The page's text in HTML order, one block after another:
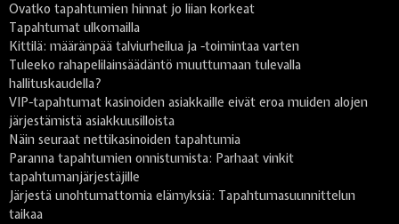
Ovatko tapahtumien hinnat jo liian korkeat
Tapahtumat ulkomailla
Kittilä: määränpää talviurheilua ja -toimintaa varten
Tuleeko rahapelilainsäädäntö muuttumaan tulevalla
hallituskaudella?
VIP-tapahtumat kasinoiden asiakkaille eivät eroa muiden alojen
järjestämistä asiakkuusilloista
Näin seuraat nettikasinoiden tapahtumia
Paranna tapahtumien onnistumista: Parhaat vinkit
tapahtumanjärjestäjille
Järjestä unohtumattomia elämyksiä: Tapahtumasuunnittelun
taikaa